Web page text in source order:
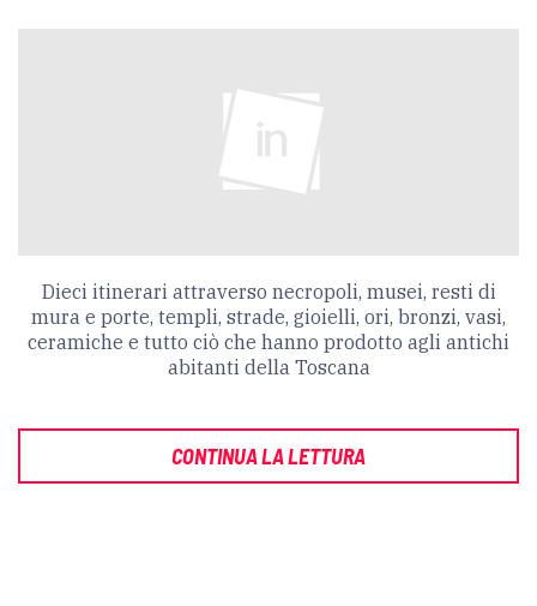
Dieci itinerari attraverso necropoli, musei, resti di
mura e porte, templi, strade, gioielli, ori, bronzi, vasi,
ceramiche e tutto ciò che hanno prodotto agli antichi
abitanti della Toscana
CONTINUA LA LETTURA